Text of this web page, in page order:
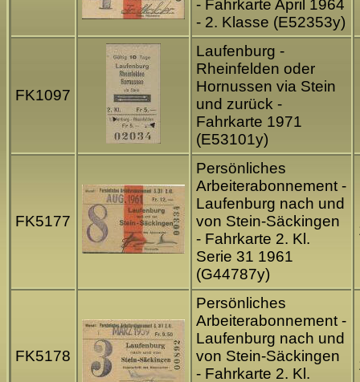
- Fahrkarte April 1964
- 2. Klasse (E52353y)
FK1097
Laufenburg -
Rheinfelden oder
Hornussen via Stein
und zurück -
Fahrkarte 1971
(E53101y)
FK5177
Persönliches
Arbeiterabonnement -
Laufenburg nach und
von Stein-Säckingen
- Fahrkarte 2. Kl.
Serie 31 1961
(G44787y)
FK5178
Persönliches
Arbeiterabonnement -
Laufenburg nach und
von Stein-Säckingen
- Fahrkarte 2. Kl.